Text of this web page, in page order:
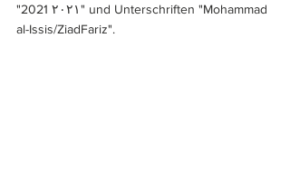
"2021 ٢٠٢١" und Unterschriften "Mohammad
al-Issis/ZiadFariz".